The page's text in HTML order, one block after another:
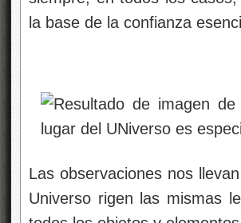
la base de la confianza
Las observaciones nos
Universo rigen las mismas